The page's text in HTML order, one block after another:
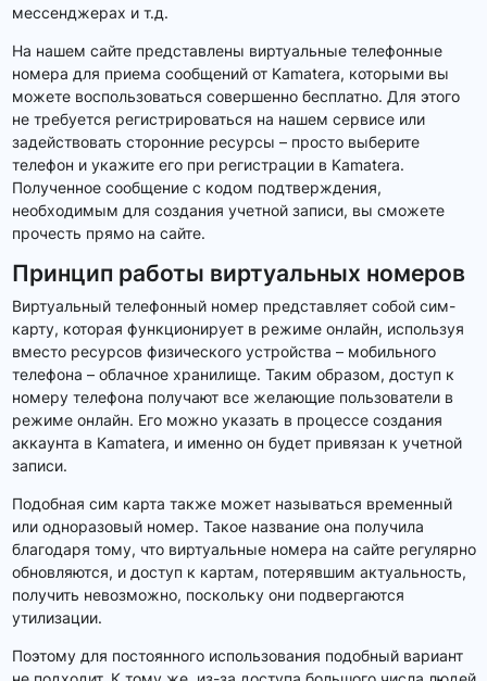
мессенджерах и т.д.
На нашем сайте представлены виртуальные телефонные
номера для приема сообщений от Kamatera, которыми вы
можете воспользоваться совершенно бесплатно. Для этого
не требуется регистрироваться на нашем сервисе или
задействовать сторонние ресурсы – просто выберите
телефон и укажите его при регистрации в Kamatera.
Полученное сообщение с кодом подтверждения,
необходимым для создания учетной записи, вы сможете
прочесть прямо на сайте.
Принцип работы виртуальных номеров
Виртуальный телефонный номер представляет собой сим-
карту, которая функционирует в режиме онлайн, используя
вместо ресурсов физического устройства – мобильного
телефона – облачное хранилище. Таким образом, доступ к
номеру телефона получают все желающие пользователи в
режиме онлайн. Его можно указать в процессе создания
аккаунта в Kamatera, и именно он будет привязан к учетной
записи.
Подобная сим карта также может называться временный
или одноразовый номер. Такое название она получила
благодаря тому, что виртуальные номера на сайте регулярно
обновляются, и доступ к картам, потерявшим актуальность,
получить невозможно, поскольку они подвергаются
утилизации.
Поэтому для постоянного использования подобный вариант